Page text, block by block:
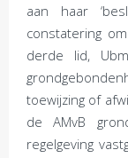
aan haar
constatering
derde lid,
toewijzing of
de AMvB
regelgeving